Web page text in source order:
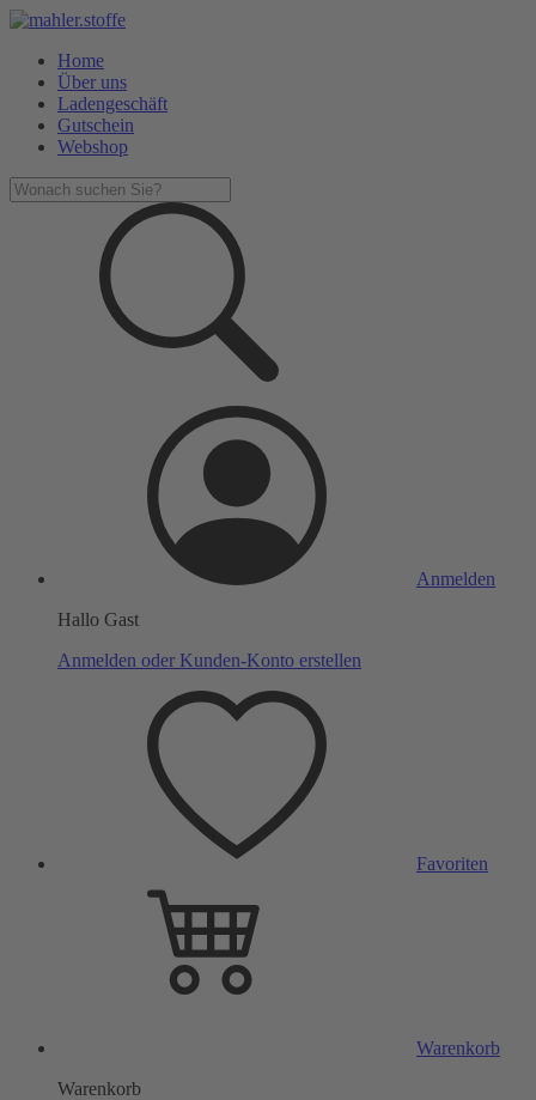
Home
Über uns
Ladengeschäft
Gutschein
Webshop
Anmelden
Hallo Gast
Anmelden oder Kunden-Konto erstellen
Favoriten
Warenkorb
Warenkorb